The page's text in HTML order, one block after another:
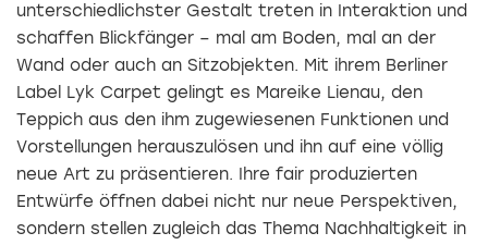
unterschiedlichster Gestalt treten in Interaktion und
schaffen Blickfänger – mal am Boden, mal an der
Wand oder auch an Sitzobjekten. Mit ­ihrem Berliner
Label Lyk Carpet gelingt es Mareike Lienau, den
Teppich aus den ihm ­zugewiesenen Funktionen und
Vorstellungen herauszulösen und ihn auf eine völlig
neue Art zu präsentieren. Ihre fair produzierten
Entwürfe öffnen dabei nicht nur neue Perspek­tiven,
sondern stellen zugleich das Thema Nachhaltigkeit in